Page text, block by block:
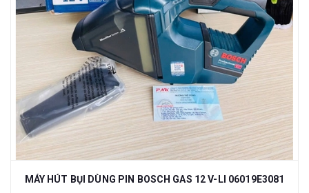
MÁY HÚT BỤI DÙNG PIN BOSCH GAS 12 V-LI 06019E3081